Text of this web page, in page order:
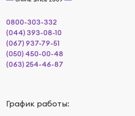
0800-303-332
(044) 393-08-10
(067) 937-79-51
(050) 450-00-48
(063) 254-46-87
График работы: